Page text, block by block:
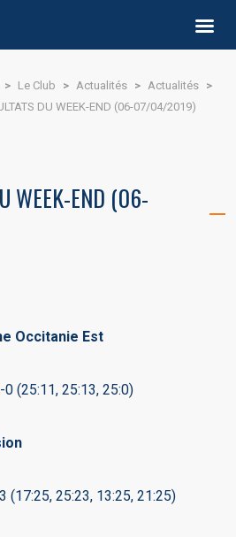
> Le Club > Actualités > Actualités >
DU WEEK-END (06-07/04/2019)
WEEK-END (06-
Occitanie Est
(25:11, 25:13, 25:0)
25:23, 13:25, 21:25)